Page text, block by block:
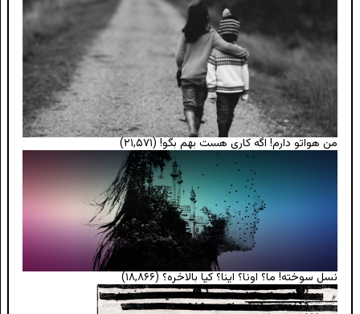
من هواتو دارم! اگه کاری هست بهم بگو!(۲۱,۵۷۱)
نسل سوخته! ما؟ اونا؟ اینا؟ کیا بالاخره؟ (۱۸,۸۶۶)